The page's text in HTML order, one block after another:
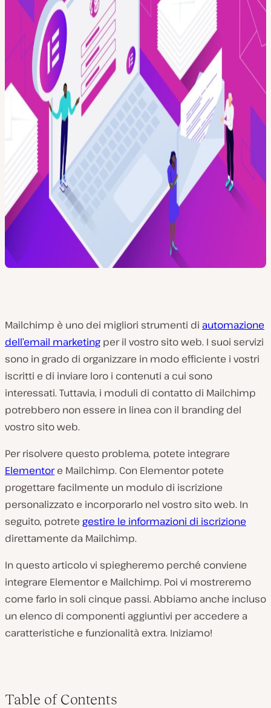
Mailchimp è uno dei migliori strumenti di automazione
dell’email marketing per il vostro sito web. I suoi servizi
sono in grado di organizzare in modo efficiente i vostri
iscritti e di inviare loro i contenuti a cui sono
interessati. Tuttavia, i moduli di contatto di Mailchimp
potrebbero non essere in linea con il branding del
vostro sito web.
Per risolvere questo problema, potete integrare
Elementore Mailchimp. Con Elementor potete
progettare facilmente un modulo di iscrizione
personalizzato e incorporarlo nel vostro sito web. In
seguito, potrete gestire le informazioni di iscrizione
direttamente da Mailchimp.
In questo articolo vi spiegheremo perché conviene
integrare Elementor e Mailchimp. Poi vi mostreremo
come farlo in soli cinque passi. Abbiamo anche incluso
un elenco di componenti aggiuntivi per accedere a
caratteristiche e funzionalità extra. Iniziamo!
Table of Contents